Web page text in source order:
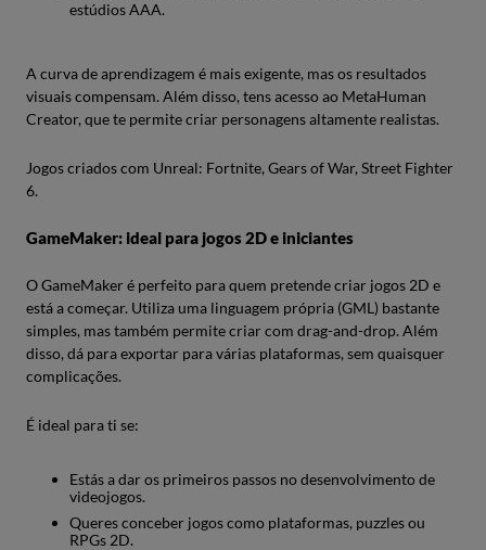
estúdios AAA.
A curva de aprendizagem é mais exigente, mas os resultados
visuais compensam. Além disso, tens acesso ao MetaHuman
Creator, que te permite criar personagens altamente realistas.
Jogos criados com Unreal: Fortnite, Gears of War, Street Fighter
6.
GameMaker: ideal para jogos 2D e iniciantes
O GameMaker é perfeito para quem pretende criar jogos 2D e
está a começar. Utiliza uma linguagem própria (GML) bastante
simples, mas também permite criar com drag-and-drop. Além
disso, dá para exportar para várias plataformas, sem quaisquer
complicações.
É ideal para ti se:
Estás a dar os primeiros passos no desenvolvimento de
videojogos.
Queres conceber jogos como plataformas, puzzles ou
RPGs 2D.